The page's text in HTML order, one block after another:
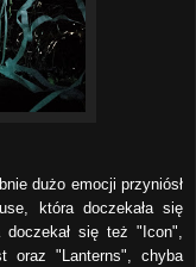
dużo emocji przyniósł
która doczekała się
doczekał się też "Icon",
oraz "Lanterns", chyba